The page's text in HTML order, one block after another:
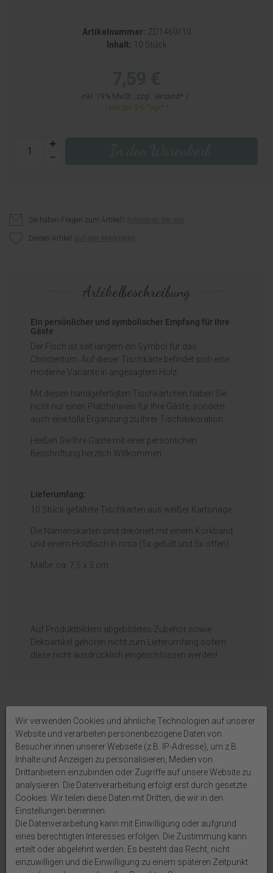
Artikelnummer: ZD1469/10
Inhalt: 10 Stück
inkl. 19% MwSt., zzgl. Versand
Lieferzeit 5-6 Tage*
Sie haben Fragen zum Artikel?
Diesen Artikel
Artikelbeschreibung
Ein persönlicher und symbolischer Empfang für Ihre
Gäste
Der Fisch ist seit langem ein Symbol für das
Christentum. Auf dieser Tischkarte befindet sich eine
moderne Variante in angesagtem Holz.
Mit diesen handgefertigten Tischkärtchen haben Sie
nicht nur einen Platzhinweis für Ihre Gäste, sondern
auch eine tolle Ergänzung zu Ihrer Tischdekoration.
Heißen Sie Ihre Gäste mit einer persönlichen
Beschriftung herzlich Willkommen.
Lieferumfang:
10 Stück gefaltete Tischkarten aus weißer Kartonage.
Die Namenskarten sind dekoriert mit einem Korkband
und einem Holzfisch in rosa (5x gefüllt und 5x offen).
Maße: ca. 7,5 x 3 cm.
Auf Produktbildern abgebildetes Zubehör sowie
Dekoartikel gehören nicht zum Lieferumfang sofern
diese nicht ausdrücklich eingeschlossen werden!
Weitere interessante Artikel
Wir verwenden Cookies und ähnliche Technologien auf unserer
Website und verarbeiten personenbezogene Daten von
Besucher:innen unserer Webseite (z.B. IP-Adresse), um z.B.
Inhalte und Anzeigen zu personalisieren, Medien von
Drittanbietern einzubinden oder Zugriffe auf unsere Website zu
analysieren. Die Datenverarbeitung erfolgt erst durch gesetzte
Cookies. Wir teilen diese Daten mit Dritten, die wir in den
Einstellungen benennen.
Die Datenverarbeitung kann mit Einwilligung oder aufgrund
eines berechtigten Interesses erfolgen. Die Zustimmung kann
erteilt oder abgelehnt werden. Es besteht das Recht, nicht
einzuwilligen und die Einwilligung zu einem späteren Zeitpunkt